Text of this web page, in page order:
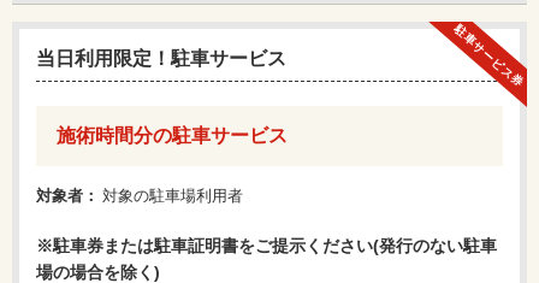
駐車サービス券
当日利用限定！駐車サービス
施術時間分の駐車サービス
対象者： 対象の駐車場利用者
※駐車券または駐車証明書をご提示ください(発行のない駐車
場の場合を除く)​